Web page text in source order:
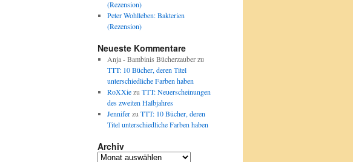
(Rezension)
Peter Wohlleben: Bakterien
(Rezension)
Neueste Kommentare
Anja - Bambinis Bücherzauberzu
TTT: 10 Bücher, deren Titel
unterschiedliche Farben haben
RoXXiezu TTT: Neuerscheinungen
des zweiten Halbjahres
Jenniferzu TTT: 10 Bücher, deren
Titel unterschiedliche Farben haben
Archiv
Archiv